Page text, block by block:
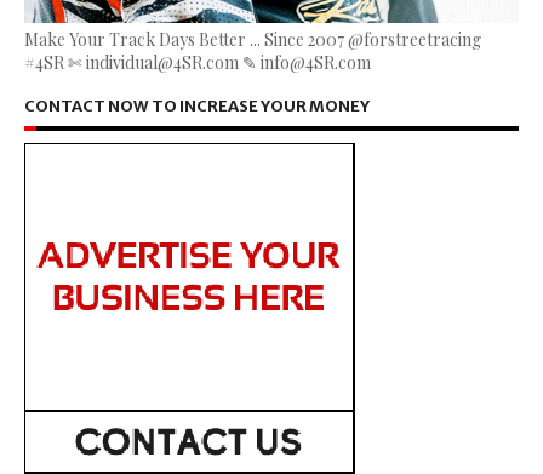
Make Your Track Days Better ... Since 2007 @forstreetracing
#4SR ✄ individual@4SR.com ✎ info@4SR.com
CONTACT NOW TO INCREASE YOUR MONEY